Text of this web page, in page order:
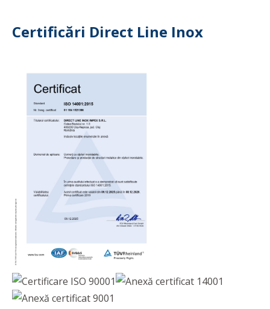
Certificări Direct Line Inox